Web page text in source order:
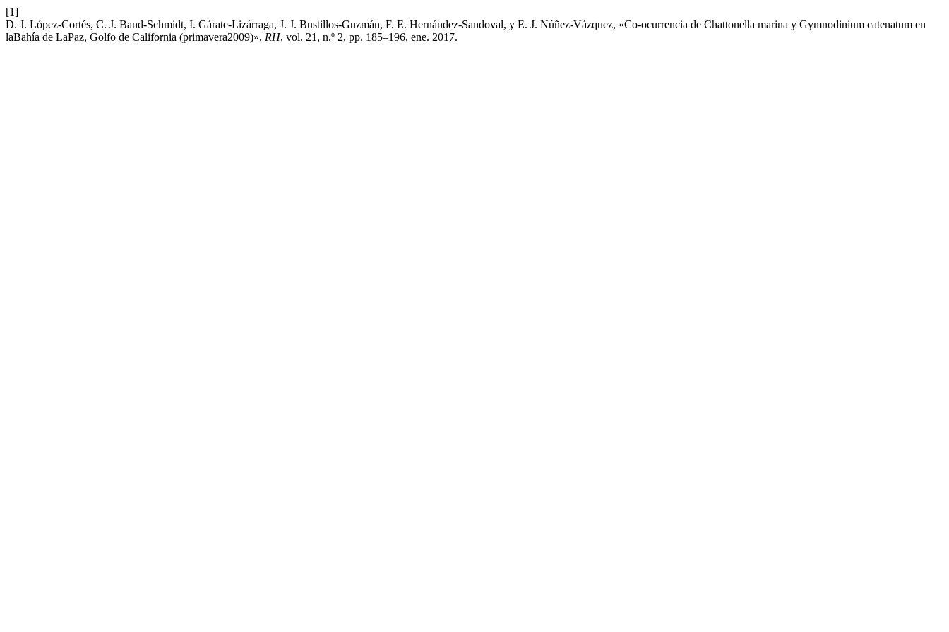
[1]
D. J. López-Cortés, C. J. Band-Schmidt, I. Gárate-Lizárraga, J. J. Bustillos-Guzmán, F. E. Hernández-Sandoval, y E. J. Núñez-Vázquez, «Co-ocurrencia de Chattonella marina y Gymnodinium catenatum en
laBahía de LaPaz, Golfo de California (primavera2009)», RH, vol. 21, n.º 2, pp. 185–196, ene. 2017.